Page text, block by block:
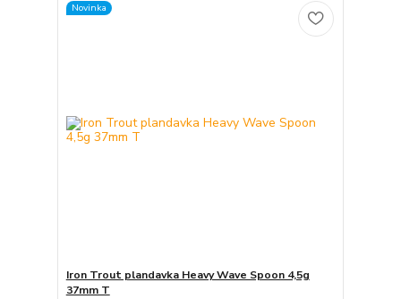
Novinka
Iron Trout plandavka Heavy Wave Spoon 4,5g
37mm T